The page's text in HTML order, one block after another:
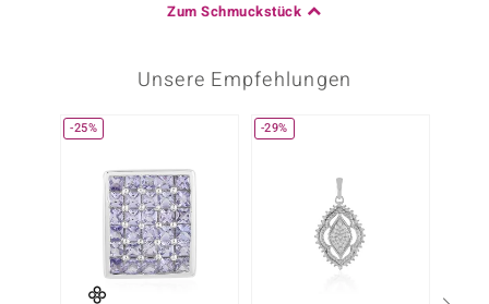
Zum Schmuckstück
Unsere Empfehlungen
-25% -29%